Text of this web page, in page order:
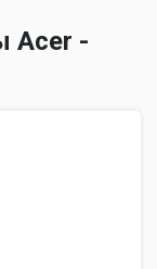
Acer -